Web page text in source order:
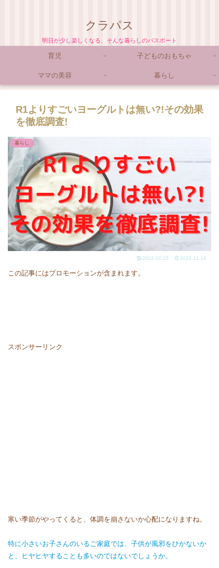
クラパス
明日が少し楽しくなる、そんな暮らしのパスポート
育児 子どものおもちゃ
ママの美容 暮らし
R1よりすごいヨーグルトは無い?!その効果
を徹底調査!
暮らし
2022.02.15 2021.11.16
この記事にはプロモーションが含まれます。
スポンサーリンク
寒い季節がやってくると、体調を崩さないか心配になりますね。
特に小さいお子さんのいるご家庭では、子供が風邪をひかないか
と、ヒヤヒヤすることも多いのではないでしょうか。